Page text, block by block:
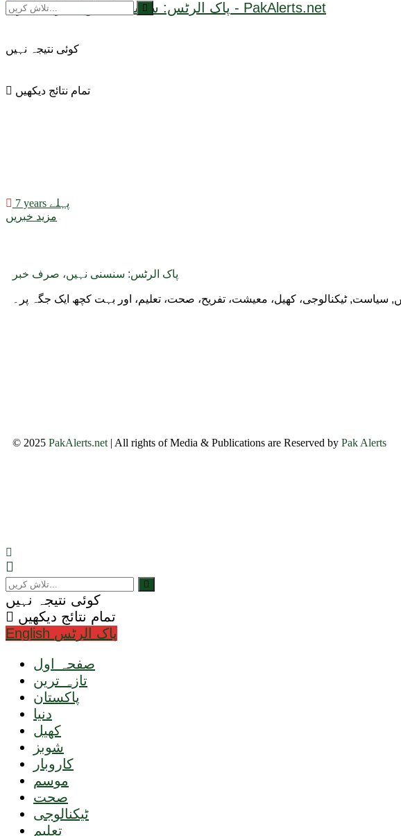
کوئی نتیجہ نہیں
تمام نتائج دیکھیں
7 years پہلے
مزید خبریں
پاک الرٹس: سنسنی نہیں، صرف خبر
سیاست, ٹیکنالوجی، کھیل، معیشت، تفریح، صحت، تعلیم، اور بہت کچھ ایک جگہ پر۔
© 2025 PakAlerts.net | All rights of Media & Publications are Reserved by Pak Alerts
کوئی نتیجہ نہیں
تمام نتائج دیکھیں
English پاک الرٹس
صفحہ اول
تازہ ترین
پاکستان
دنیا
کھیل
شوبز
کاروبار
موسم
صحت
ٹیکنالوجی
تعلیم